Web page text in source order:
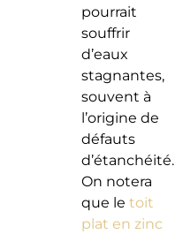
pourrait
souffrir
d’eaux
stagnantes,
souvent à
l’origine de
défauts
d’étanchéité.
On notera
que le toit
plat en zinc